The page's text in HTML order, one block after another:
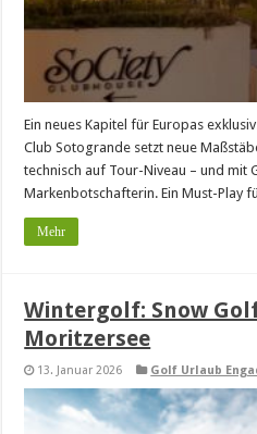
Ein neues Kapitel für Europas
Club Sotogrande setzt neue
technisch auf Tour-Niveau – und mit
Markenbotschafterin. Ein Must-Play
Mehr
Wintergolf: Snow
Moritzersee
13. Januar 2026 Golf Urlaub